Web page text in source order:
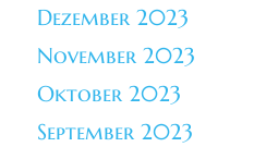
Dezember 2023
November 2023
Oktober 2023
September 2023